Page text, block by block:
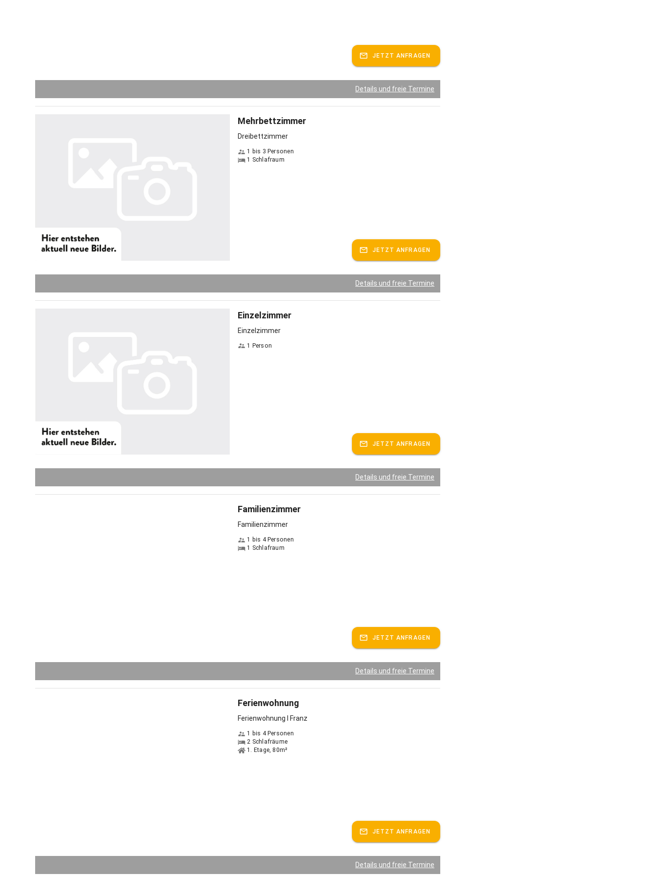
JETZT ANFRAGEN
Details und freie Termine
Mehrbettzimmer
Dreibettzimmer
1 bis 3 Personen
1 Schlafraum
JETZT ANFRAGEN
Details und freie Termine
Einzelzimmer
Einzelzimmer
1 Person
JETZT ANFRAGEN
Details und freie Termine
Familienzimmer
Familienzimmer
1 bis 4 Personen
1 Schlafraum
JETZT ANFRAGEN
Details und freie Termine
Ferienwohnung
Ferienwohnung I Franz
1 bis 4 Personen
2 Schlafräume
1. Etage, 80m²
JETZT ANFRAGEN
Details und freie Termine